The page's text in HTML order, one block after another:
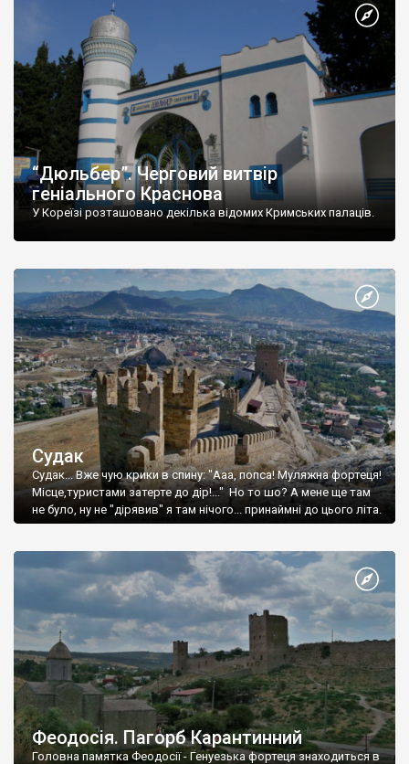
“Дюльбер”. Черговий витвір
геніального Краснова
У Кореїзі розташовано декілька відомих Кримських палаців.
Судак
Судак... Вже чую крики в спину: "Ааа, попса! Муляжна фортеця!
Місце,туристами затерте до дір!..." Но то шо? А мене ще там
не було, ну не "дірявив" я там нічого... принаймні до цього літа.
Феодосія. Пагорб Карантинний
Головна памятка Феодосії - Генуезька фортеця знаходиться в